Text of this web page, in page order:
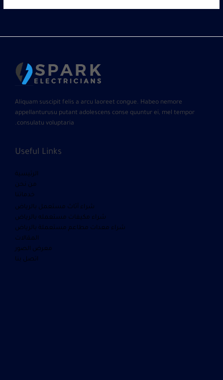
Aliquam suscipit felis a arcu laoreet congue. Habeo nemore
appellanturusu putant adolescens conse quuntur ei, mel tempor
consulatu voluptaria.
Useful Links
الرئيسية
من نحن
خدماتنا
شراء أثاث مستعمل بالرياض
شراء مكيفات مستعمله بالرياض
شراء معدات مطاعم مستعملة بالرياض
المقالات
معرض الصور
اتصل بنا